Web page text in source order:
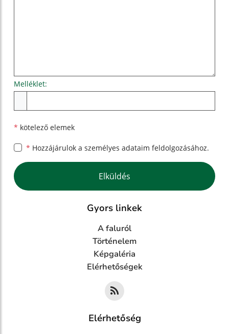
Melléklet:
* kötelező elemek
* Hozzájárulok a személyes adataim feldolgozásához.
Google reCaptcha Response
Elküldés
Gyors linkek
A faluról
Történelem
Képgaléria
Elérhetőségek
Elérhetőség